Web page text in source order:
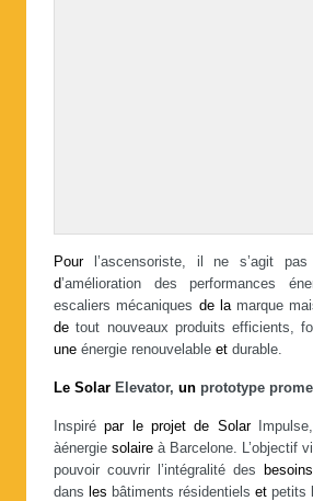
Pourl’ascensoriste, il ne s’agit
d’amélioration des performances
escaliers mécaniques de lamarque
de tout nouveaux produits efficients,
une énergie renouvelable et durable.
Le Solar Elevator, un prototype
Inspirépar le projet de Solar
àénergie solaire à Barcelone. L’objectif
pouvoir couvrir l’intégralité des
besoins
dans les bâtiments résidentiels et petits